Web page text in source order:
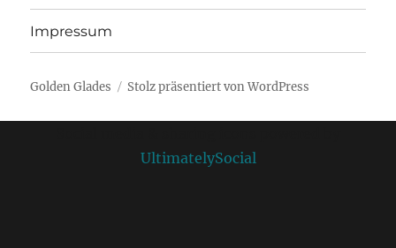
Impressum
Golden Glades Stolz präsentiert von WordPress
UltimatelySocial